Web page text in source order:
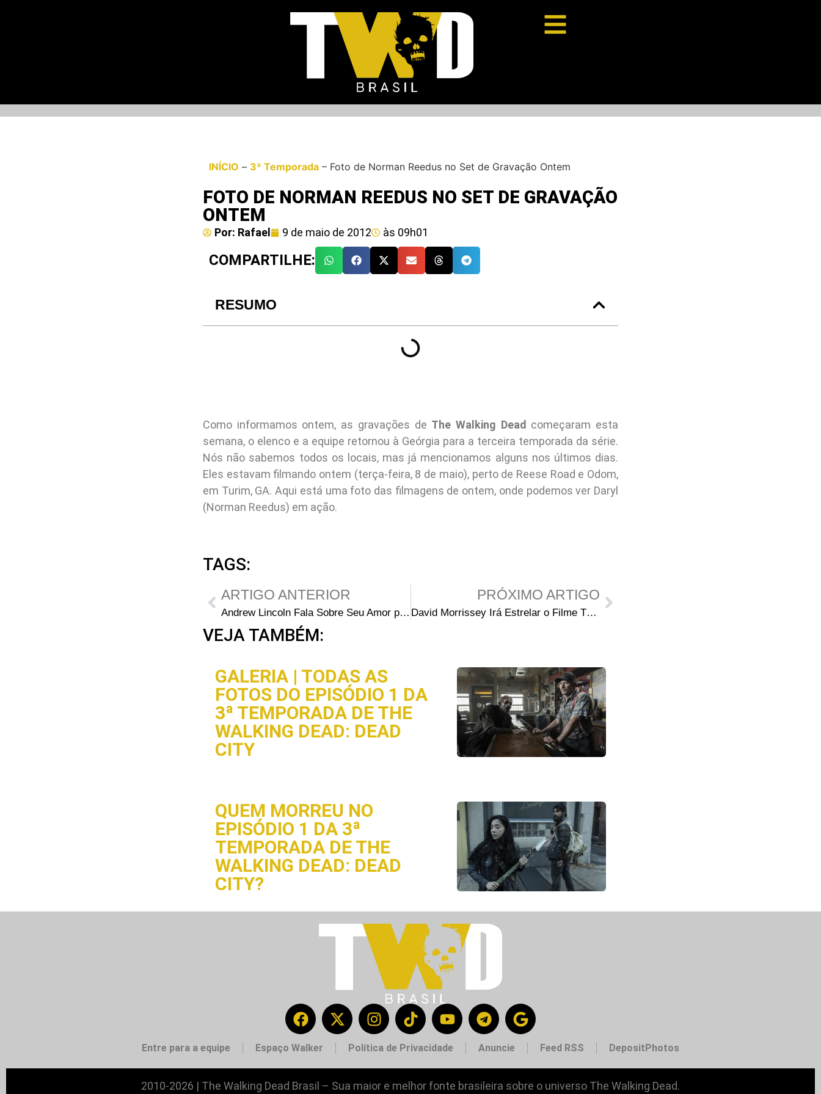
INÍCIO – 3ª Temporada – Foto de Norman Reedus no Set de Gravação Ontem
FOTO DE NORMAN REEDUS NO SET DE GRAVAÇÃO
ONTEM
Por: Rafael 9 de maio de 2012 às 09h01
COMPARTILHE:
RESUMO
Como informamos ontem, as gravações de The Walking Dead começaram esta
semana, o elenco e a equipe retornou à Geórgia para a terceira temporada da série.
Nós não sabemos todos os locais, mas já mencionamos alguns nos últimos dias.
Eles estavam filmando ontem (terça-feira, 8 de maio), perto de Reese Road e Odom,
em Turim, GA. Aqui está uma foto das filmagens de ontem, onde podemos ver Daryl
(Norman Reedus) em ação.
TAGS:
ARTIGO ANTERIOR
Andrew Lincoln Fala Sobre Seu Amor por Walking Dead
PRÓXIMO ARTIGO
David Morrissey Irá Estrelar o Filme Thorne
VEJA TAMBÉM:
GALERIA | TODAS AS
FOTOS DO EPISÓDIO 1 DA
3ª TEMPORADA DE THE
WALKING DEAD: DEAD
CITY
QUEM MORREU NO
EPISÓDIO 1 DA 3ª
TEMPORADA DE THE
WALKING DEAD: DEAD
CITY?
Entre para a equipe Espaço Walker Política de Privacidade Anuncie Feed RSS DepositPhotos
2010-2026 | The Walking Dead Brasil – Sua maior e melhor fonte brasileira sobre o universo The Walking Dead.